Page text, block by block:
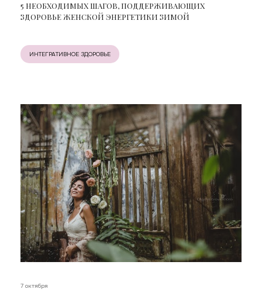
5 НЕОБХОДИМЫХ ШАГОВ, ПОДДЕРЖИВАЮЩИХ
ЗДОРОВЬЕ ЖЕНСКОЙ ЭНЕРГЕТИКИ ЗИМОЙ
ИНТЕГРАТИВНОЕ ЗДОРОВЬЕ
7 октября